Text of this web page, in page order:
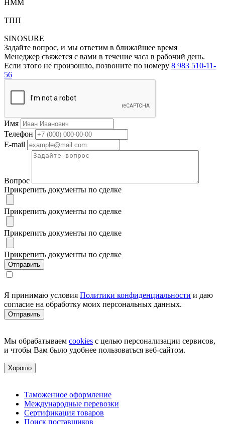
HMM
ТПП
SINOSURE
Задайте вопрос, и мы ответим в ближайшее время
Менеджер свяжется с вами в течение часа в рабочий день.
Если этого не произошло, позвоните по номеру 8 983 510-11-
56
Имя
Телефон
E-mail
Вопрос
Прикрепить документы по сделке
Прикрепить документы по сделке
Прикрепить документы по сделке
Прикрепить документы по сделке
Я принимаю условия Политики конфиденциальности и даю
согласие на обработку моих персональных данных.
Мы обрабатываем cookies с целью персонализации сервисов,
и чтобы Вам было удобнее пользоваться веб-сайтом.
Хорошо
Таможенное оформление
Международные перевозки
Сертификация товаров
Поиск поставщиков